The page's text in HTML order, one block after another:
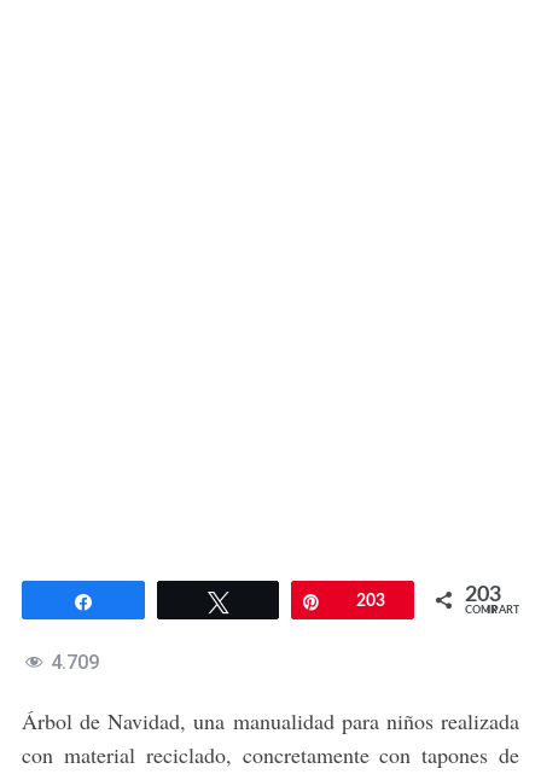
Twittear Pin203 203
COMPARTIR
4.709
Árbol de Navidad, una manualidad para niños realizada
con material reciclado, concretamente con tapones de